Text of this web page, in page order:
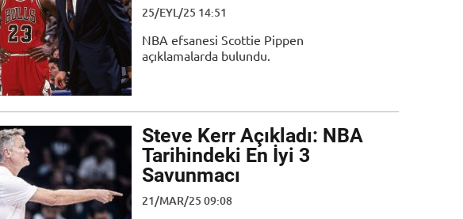
25/EYL/25 14:51
NBA efsanesi Scottie Pippen
açıklamalarda bulundu.
Steve Kerr Açıkladı: NBA
Tarihindeki En İyi 3
Savunmacı
21/MAR/25 09:08